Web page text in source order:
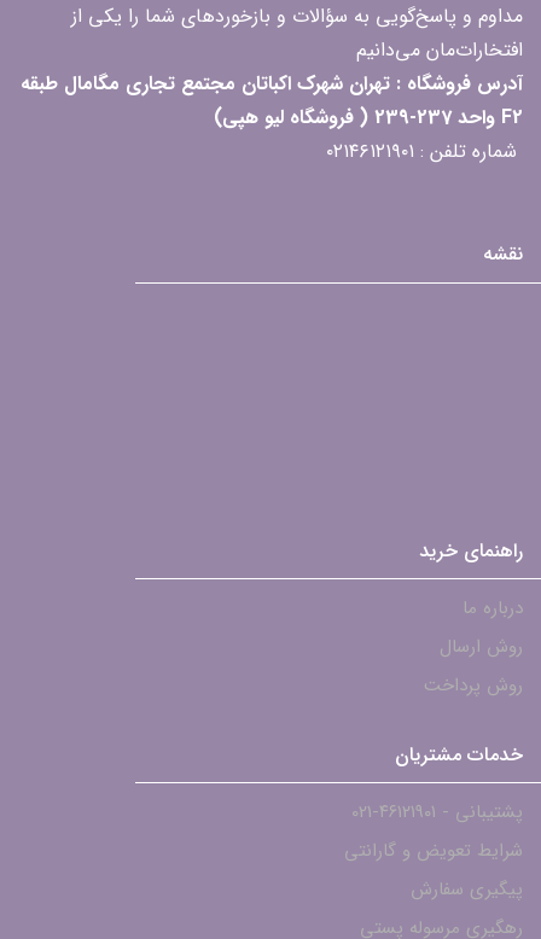
مداوم و پاسخ‌گویی به سؤالات و بازخوردهای شما را یکی از
افتخارات‌مان می‌دانیم
آدرس فروشگاه : تهران شهرک اکباتان مجتمع تجاری مگامال طبقه
F2 واحد 237-239 ( فروشگاه لیو هپی)
شماره تلفن : ۰۲۱۴۶۱۲۱۹۰۱
نقشه
راهنمای خرید
درباره ما
روش ارسال
روش پرداخت
خدمات مشتریان
پشتیبانی - ۴۶۱۲۱۹۰۱-021
شرایط تعویض و گارانتی
پیگیری سفارش
رهگیری مرسوله پستی